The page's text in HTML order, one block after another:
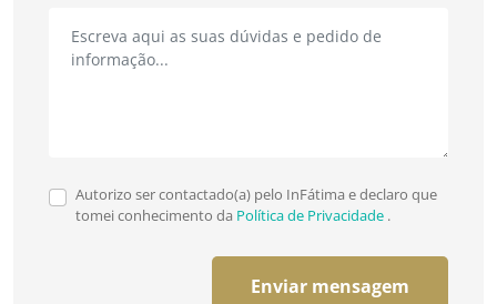
Autorizo ser contactado(a) pelo InFátima e declaro que
tomei conhecimento da Política de Privacidade .
Enviar mensagem